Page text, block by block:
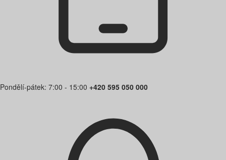
Pondělí-pátek: 7:00 - 15:00 +420 595 050 000